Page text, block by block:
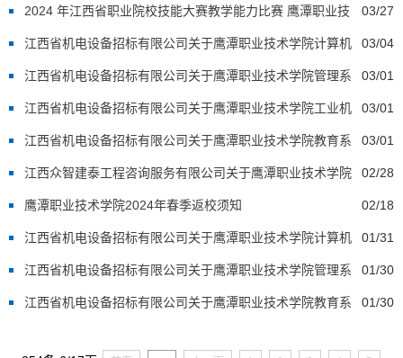
的公示 03/27
2024 年江西省职业院校技能大赛教学能力比赛 鹰潭职业技
术学院参赛团队信息公示 03/04
江西省机电设备招标有限公司关于鹰潭职业技术学院计算机
等设备采购项目（项目编号：JXTC2023110136）暂停公告 03/01
江西省机电设备招标有限公司关于鹰潭职业技术学院管理系
实训设备采购项目结果公示 03/01
江西省机电设备招标有限公司关于鹰潭职业技术学院工业机
器人实训设备采购项目结果公示 03/01
江西省机电设备招标有限公司关于鹰潭职业技术学院教育系
实训室建设项目结果公示 02/28
江西众智建泰工程咨询服务有限公司关于鹰潭职业技术学院
超市招租项目（采购编号：ZZJTYTCG-2023-12-105）中标（成
交）结果更正公告01
02/18
鹰潭职业技术学院2024年春季返校须知
01/31
江西省机电设备招标有限公司关于鹰潭职业技术学院计算机
等设备采购项目（项目编号：JXTC2023110136）电子化公开招标
公告
01/30
江西省机电设备招标有限公司关于鹰潭职业技术学院管理系
实训设备采购项目（项目编号：JXTC2023110153）电子化公开招
01/30
江西省机电设备招标有限公司关于鹰潭职业技术学院教育系